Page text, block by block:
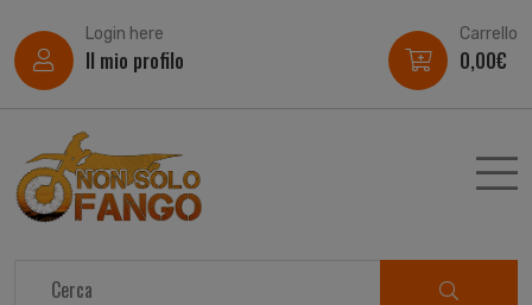
Login here
Il mio profilo
Carrello
0,00€